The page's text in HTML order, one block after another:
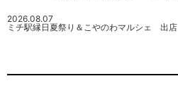
2026.08.07
ミチ駅縁日夏祭り＆こやのわマルシェ 出店